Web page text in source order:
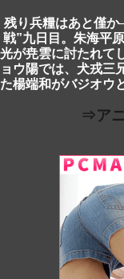
残り兵糧はあと僅
戦”九日目。朱海平
光が尭雲に討たれて
ョウ陽では、犬戎三
た楊端和がバジオウ
⇒ア